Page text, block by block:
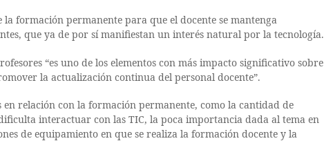
formación permanente para que el docente se mantenga
que ya de por sí manifiestan un interés natural por la tecnología.
“es uno de los elementos con más impacto significativo sobre
la actualización continua del personal docente”.
relación con la formación permanente, como la cantidad de
interactuar con las TIC, la poca importancia dada al tema en
de equipamiento en que se realiza la formación docente y la